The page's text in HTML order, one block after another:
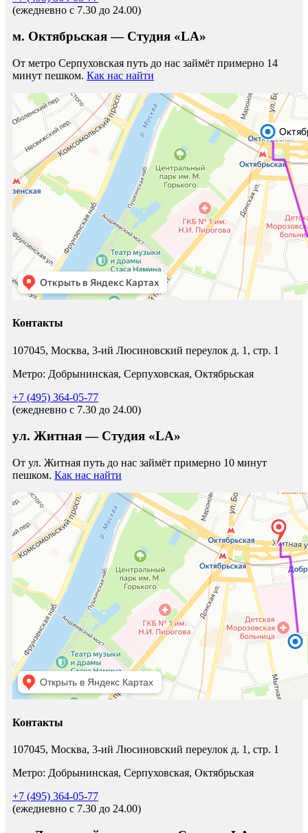
(ежедневно c 7.30 до 24.00)
м. Октябрьская — Студия «LA»
От метро Серпуховская путь до нас займёт примерно 14
минут пешком. Как нас найти
Контакты
107045, Москва, 3-ий Люсиновский переулок д. 1, стр. 1
Метро: Добрынинская, Серпуховская, Октябрьская
+7 (495) 364-05-77
(ежедневно c 7.30 до 24.00)
ул. Житная — Студия «LA»
От ул. Житная путь до нас займёт примерно 10 минут
пешком. Как нас найти
Контакты
107045, Москва, 3-ий Люсиновский переулок д. 1, стр. 1
Метро: Добрынинская, Серпуховская, Октябрьская
+7 (495) 364-05-77
(ежедневно c 7.30 до 24.00)